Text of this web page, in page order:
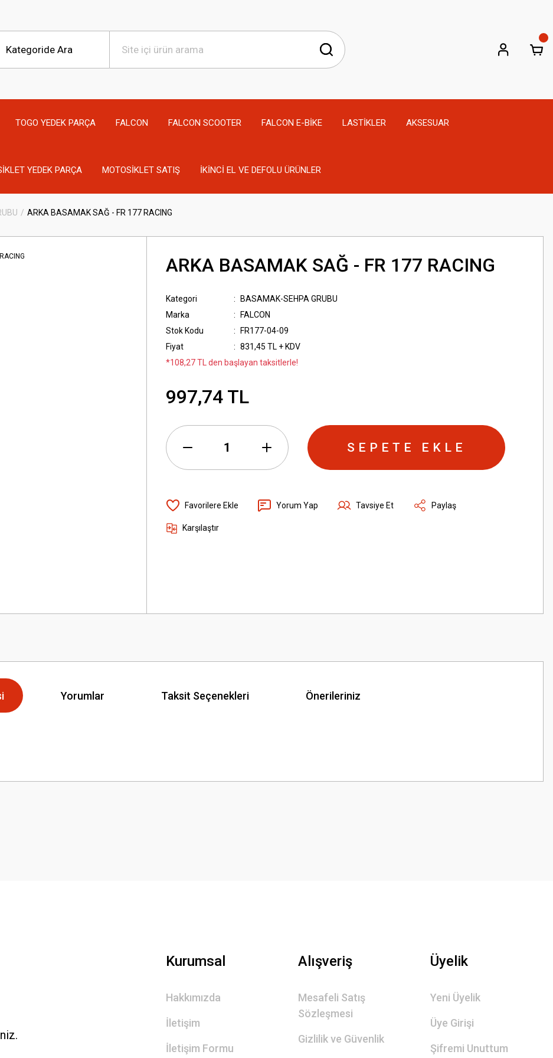
TOGO YEDEK PARÇA FALCON FALCON SCOOTER FALCON E-BİKE LASTİKLER AKSESUAR
YEDEK PARÇA MOTOSİKLET SATIŞ İKİNCİ EL VE DEFOLU ÜRÜNLER
ARKA BASAMAK SAĞ - FR 177 RACING
ARKA BASAMAK SAĞ - FR 177 RACING
Kategori
BASAMAK-SEHPA GRUBU
Marka
FALCON
Stok Kodu
FR177-04-09
Fiyat
831,45 TL + KDV
*108,27 TL den başlayan taksitlerle!
997,74 TL
SEPETE EKLE
Yorum Yap Tavsiye Et Paylaş
Karşılaştır
Yorumlar Taksit Seçenekleri Önerileriniz
Kurumsal
Hakkımızda
İletişim
İletişim Formu
Alışveriş
Mesafeli Satış
Sözleşmesi
Gizlilik ve Güvenlik
Üyelik
Yeni Üyelik
Üye Girişi
Şifremi Unuttum